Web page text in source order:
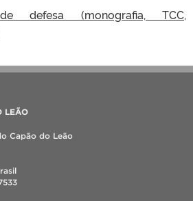
de defesa (monografia, TCC,
LEÃO
Capão do Leão